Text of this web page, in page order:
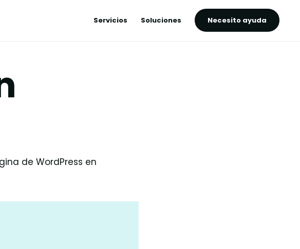
Servicios Soluciones Necesito ayuda
de WordPress en